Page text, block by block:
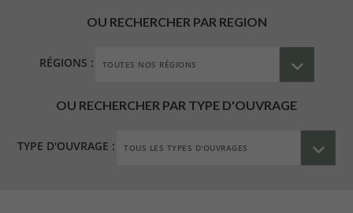
OU RECHERCHER PAR REGION
RÉGIONS :
OU RECHERCHER PAR TYPE D'OUVRAGE
TYPE D'OUVRAGE :